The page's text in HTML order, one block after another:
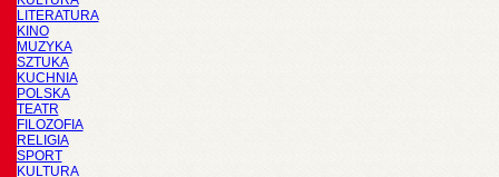
LITERATURA
KINO
MUZYKA
SZTUKA
KUCHNIA
POLSKA
TEATR
FILOZOFIA
RELIGIA
SPORT
KULTURA